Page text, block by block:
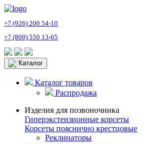
+7 (926) 200 54-10
+7 (800) 550 13-65
Каталог
Каталог товаров
Распродажа
Изделия для позвоночника
Гиперэкстензионные корсеты
Корсеты пояснично крестцовые
Реклинаторы